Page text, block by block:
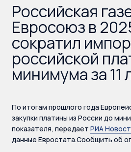
Российская
Евросоюз в
сократил
российской
минимума за 11
По итогам прошлого года
закупки платины из России до
показателя, передает РИА
данные Евростата.Сообщить об